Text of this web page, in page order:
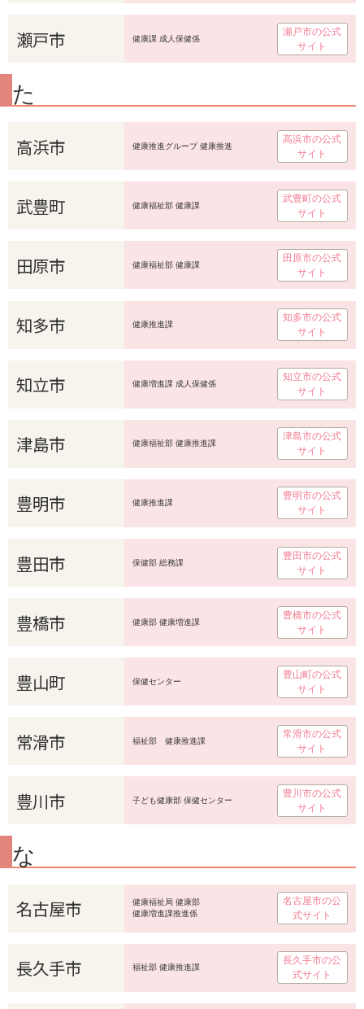
瀬戸市 健康課 成人保健係
瀬戸市の公式
サイト
た
高浜市 健康推進グループ 健康推進
高浜市の公式
サイト
武豊町 健康福祉部 健康課
武豊町の公式
サイト
田原市 健康福祉部 健康課
田原市の公式
サイト
知多市 健康推進課
知多市の公式
サイト
知立市 健康増進課 成人保健係
知立市の公式
サイト
津島市 健康福祉部 健康推進課
津島市の公式
サイト
豊明市 健康推進課
豊明市の公式
サイト
豊田市 保健部 総務課
豊田市の公式
サイト
豊橋市 健康部 健康増進課
豊橋市の公式
サイト
豊山町 保健センター
豊山町の公式
サイト
常滑市 福祉部 健康推進課
常滑市の公式
サイト
豊川市 子ども健康部 保健センター
豊川市の公式
サイト
な
名古屋市
健康福祉局 健康部
健康増進課推進係
名古屋市の公
式サイト
長久手市 福祉部 健康推進課
長久手市の公
式サイト